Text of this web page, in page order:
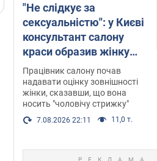
"Не слідкує за
сексуальністю": у Києві
консультант салону
краси образив жінку
після хімієтерапії,
розгорівся скандал.
Фото
Працівник салону почав
надавати оцінку зовнішності
жінки, сказавши, що вона
носить "чоловічу стрижку"
7.08.2026 22:11 11,0 т.